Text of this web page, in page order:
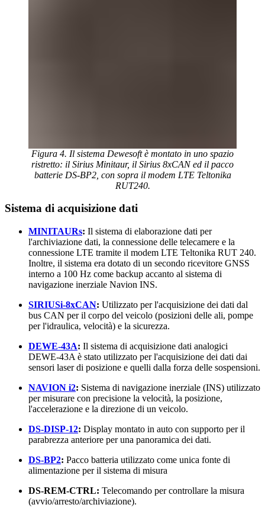
Figura 4. Il sistema Dewesoft è montato in uno spazio
ristretto: il Sirius Minitaur, il Sirius 8xCAN ed il pacco
batterie DS-BP2, con sopra il modem LTE Teltonika
RUT240.
Sistema di acquisizione dati
MINITAURs: Il sistema di elaborazione dati per
l'archiviazione dati, la connessione delle telecamere e la
connessione LTE tramite il modem LTE Teltonika RUT 240.
Inoltre, il sistema era dotato di un secondo ricevitore GNSS
interno a 100 Hz come backup accanto al sistema di
navigazione inerziale Navion INS.
SIRIUSi-8xCAN: Utilizzato per l'acquisizione dei dati dal
bus CAN per il corpo del veicolo (posizioni delle ali, pompe
per l'idraulica, velocità) e la sicurezza.
DEWE-43A: Il sistema di acquisizione dati analogici
DEWE-43A è stato utilizzato per l'acquisizione dei dati dai
sensori laser di posizione e quelli dalla forza delle sospensioni.
NAVION i2: Sistema di navigazione inerziale (INS) utilizzato
per misurare con precisione la velocità, la posizione,
l'accelerazione e la direzione di un veicolo.
DS-DISP-12: Display montato in auto con supporto per il
parabrezza anteriore per una panoramica dei dati.
DS-BP2: Pacco batteria utilizzato come unica fonte di
alimentazione per il sistema di misura
DS-REM-CTRL: Telecomando per controllare la misura
(avvio/arresto/archiviazione).